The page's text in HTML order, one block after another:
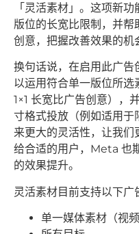
「灵活素材」。这项新
版位的长宽比限制，并
创意，把握改善效果的机
换句话说，在启用此广
以运用符合单一版位所
1×1 长宽比广告创意），
寸格式投放（例如适用于
来更大的灵活性，让我
给合适的用户，Meta 也
的效果提升。
灵活素材目前支持以下广
单一媒体素材（视频